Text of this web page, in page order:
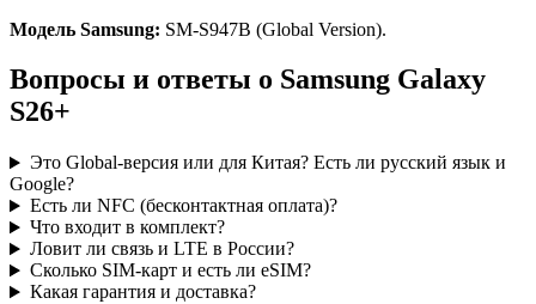
Модель Samsung: SM-S947B (Global Version).
Вопросы и ответы о Samsung Galaxy
S26+
Это Global-версия или для Китая? Есть ли русский язык и
Google?
Есть ли NFC (бесконтактная оплата)?
Что входит в комплект?
Ловит ли связь и LTE в России?
Сколько SIM-карт и есть ли eSIM?
Какая гарантия и доставка?